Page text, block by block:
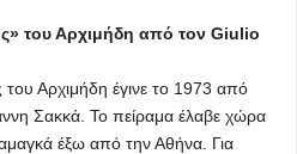
του Αρχιμήδη από τον Giulio
Αρχιμήδη έγινε το 1973 από
Σακκά. Το πείραμα έλαβε χώρα
έξω από την Αθήνα. Για